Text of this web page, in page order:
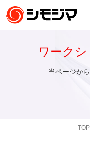
TOP
ワーク
当ページか